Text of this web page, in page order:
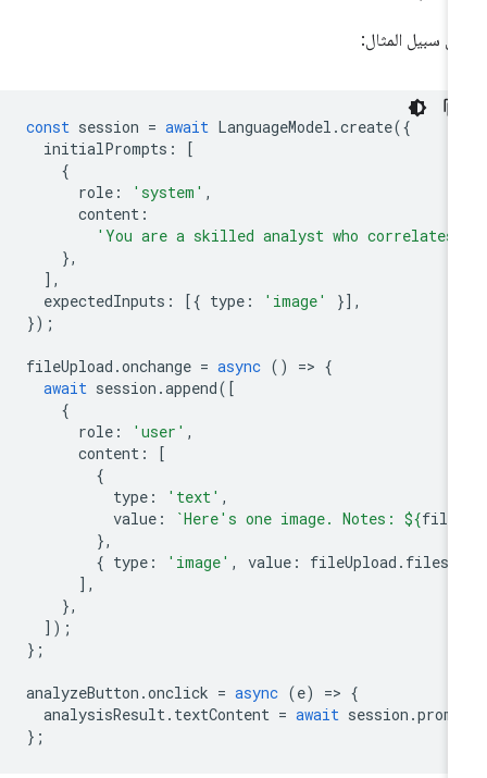
سبيل المثال:
const session = await LanguageModel.create
initialPrompts
role : 'system'
content
'You are a skilled analyst who
expectedInputs: [{ type : 'image'
fileUpload.onchange = async () =
await session.append
role : 'user'
content
type : 'text'
value: `Here's one image. Notes: ${
{ type : 'image', value: fileUpload.files
analyzeButton.onclick = async e) =
analysisResult.textContent = await session.